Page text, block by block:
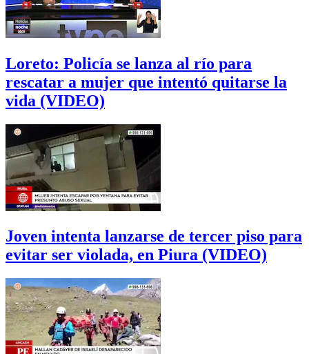
Loreto: Policía se lanza al río para
rescatar a mujer que intentó quitarse la
vida (VIDEO)
Joven intenta lanzarse de tercer piso para
evitar ser violada, en Piura (VIDEO)